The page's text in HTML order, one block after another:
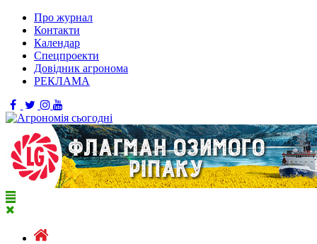
Про журнал
Контакти
Календар
Спецпроекти
Довідник агронома
РЕКЛАМА